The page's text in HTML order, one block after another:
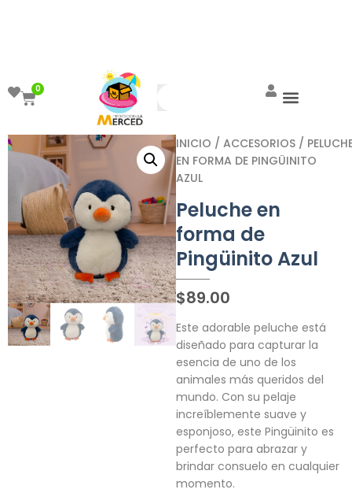
0
INICIO / ACCESORIOS /
EN FORMA DE PINGÜINITO
AZUL
Peluche en
forma de
Pingüinito Azul
$89.00
Este adorable peluche está
diseñado para capturar la
esencia de uno de los
animales más queridos del
mundo. Con su pelaje
increíblemente suave y
esponjoso, este Pingüinito es
perfecto para abrazar y
brindar consuelo en cualquier
momento.